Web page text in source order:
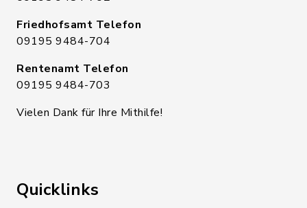
Friedhofsamt Telefon
09195 9484-704
Rentenamt Telefon
09195 9484-703
Vielen Dank für Ihre Mithilfe!
Quicklinks